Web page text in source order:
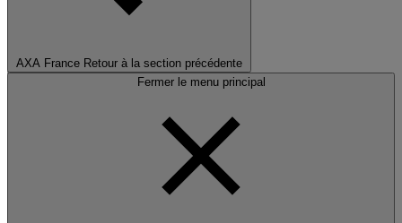
AXA France Retour à la section précédente
Fermer le menu principal